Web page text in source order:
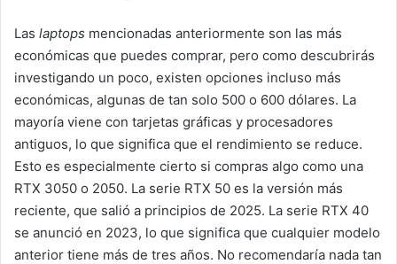
Las laptops mencionadas anteriormente son las más
económicas que puedes comprar, pero como descubrirás
investigando un poco, existen opciones incluso más
económicas, algunas de tan solo 500 o 600 dólares. La
mayoría viene con tarjetas gráficas y procesadores
antiguos, lo que significa que el rendimiento se reduce.
Esto es especialmente cierto si compras algo como una
RTX 3050 o 2050. La serie RTX 50 es la versión más
reciente, que salió a principios de 2025. La serie RTX 40
se anunció en 2023, lo que significa que cualquier modelo
anterior tiene más de tres años. No recomendaría nada tan